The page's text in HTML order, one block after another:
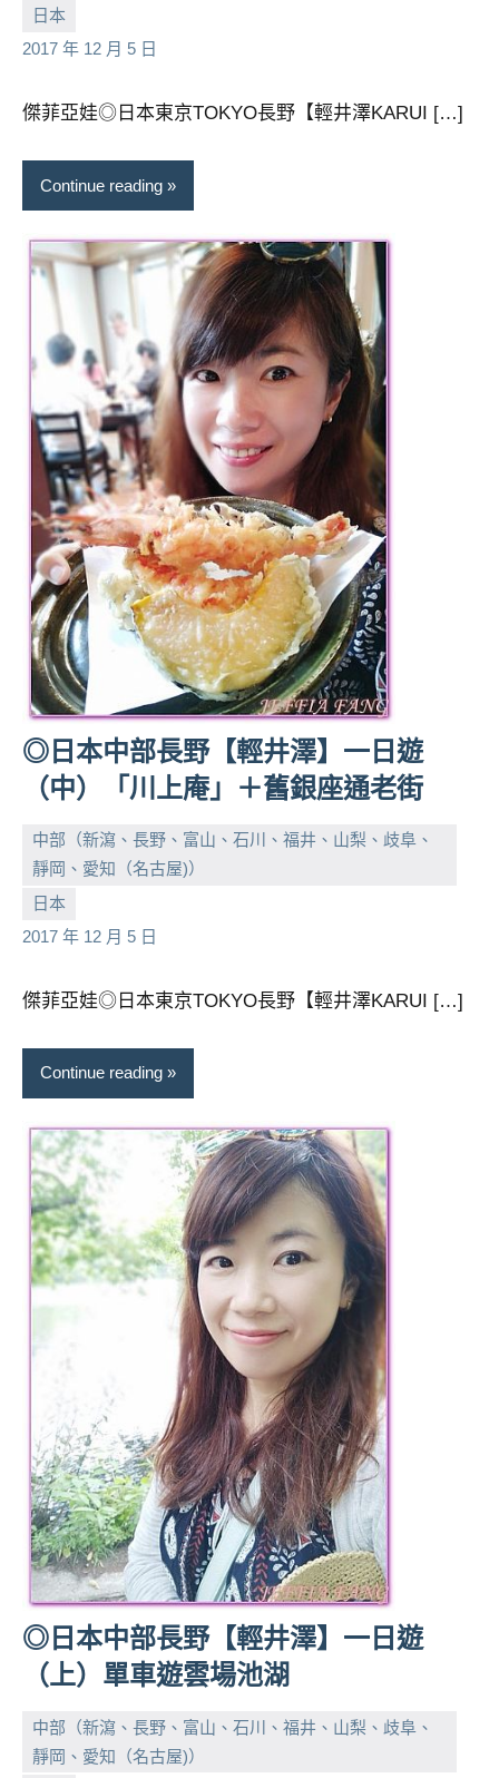
日本
2017 年 12 月 5 日
小
芳
No
comments
傑菲亞娃◎日本東京TOKYO長野【輕井澤KARUI […]
Continue reading
◎日本中部長野【輕井澤】一日遊
（中）「川上庵」＋舊銀座通老街
中部（新瀉、長野、富山、石川、福井、山梨、歧阜、
靜岡、愛知（名古屋)）
日本
2017 年 12 月 5 日
小
芳
No
comments
傑菲亞娃◎日本東京TOKYO長野【輕井澤KARUI […]
Continue reading
◎日本中部長野【輕井澤】一日遊
（上）單車遊雲場池湖
中部（新瀉、長野、富山、石川、福井、山梨、歧阜、
靜岡、愛知（名古屋)）